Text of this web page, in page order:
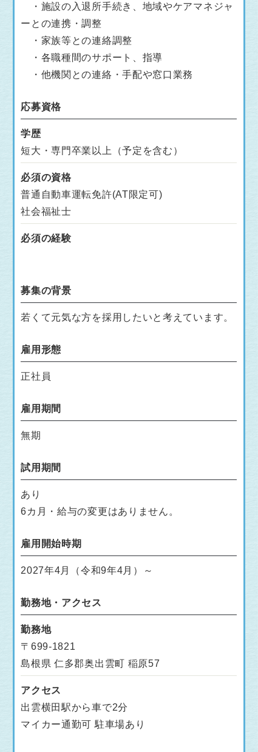
・施設の入退所手続き、地域やケアマネジャ
ーとの連携・調整
・家族等との連絡調整
・各職種間のサポート、指導
・他機関との連絡・手配や窓口業務
応募資格
学歴
短大・専門卒業以上（予定を含む）
必須の資格
普通自動車運転免許(AT限定可)
社会福祉士
必須の経験
募集の背景
若くて元気な方を採用したいと考えています。
雇用形態
正社員
雇用期間
無期
試用期間
あり
6カ月・給与の変更はありません。
雇用開始時期
2027年4月（令和9年4月）～
勤務地・アクセス
勤務地
〒699-1821
島根県 仁多郡奥出雲町 稲原57
アクセス
出雲横田駅から車で2分
マイカー通勤可 駐車場あり